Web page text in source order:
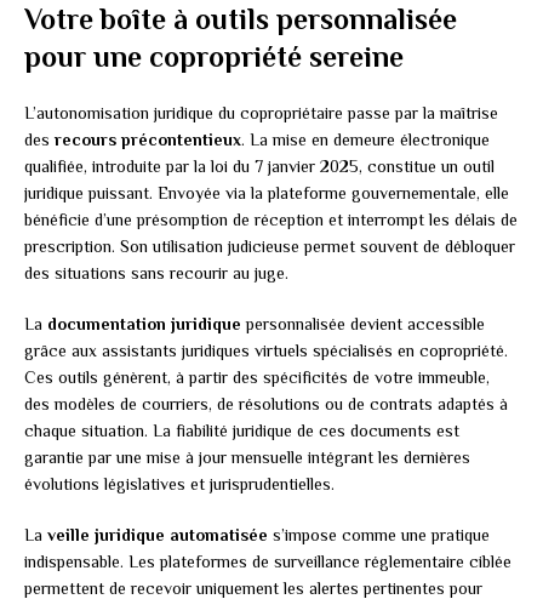
Votre boîte à outils personnalisée
pour une copropriété sereine
L’autonomisation juridique du copropriétaire passe par la maîtrise
des recours précontentieux. La mise en demeure électronique
qualifiée, introduite par la loi du 7 janvier 2025, constitue un outil
juridique puissant. Envoyée via la plateforme gouvernementale, elle
bénéficie d’une présomption de réception et interrompt les délais de
prescription. Son utilisation judicieuse permet souvent de débloquer
des situations sans recourir au juge.
La documentation juridique personnalisée devient accessible
grâce aux assistants juridiques virtuels spécialisés en copropriété.
Ces outils génèrent, à partir des spécificités de votre immeuble,
des modèles de courriers, de résolutions ou de contrats adaptés à
chaque situation. La fiabilité juridique de ces documents est
garantie par une mise à jour mensuelle intégrant les dernières
évolutions législatives et jurisprudentielles.
La veille juridique automatisée s’impose comme une pratique
indispensable. Les plateformes de surveillance réglementaire ciblée
permettent de recevoir uniquement les alertes pertinentes pour